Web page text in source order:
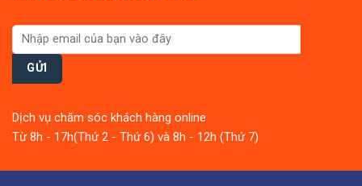
Dịch vụ chăm sóc khách hàng online
Từ 8h - 17h(Thứ 2 - Thứ 6) và 8h - 12h (Thứ 7)